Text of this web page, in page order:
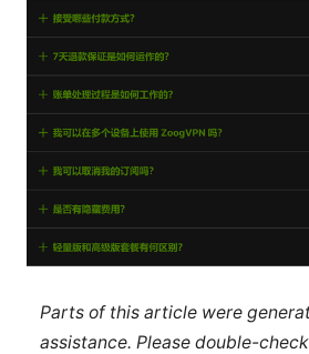
Parts of this article were
assistance. Please double-